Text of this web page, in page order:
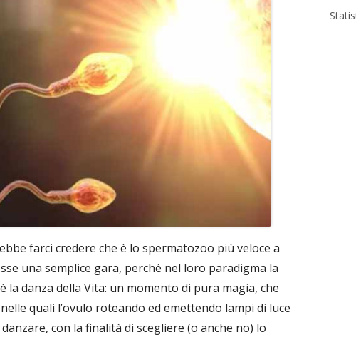
farci credere che è lo spermatozoo più veloce a
una semplice gara, perché nel loro paradigma la
la danza della Vita: un momento di pura magia, che
quali l’ovulo roteando ed emettendo lampi di luce
con la finalità di scegliere (o anche no) lo